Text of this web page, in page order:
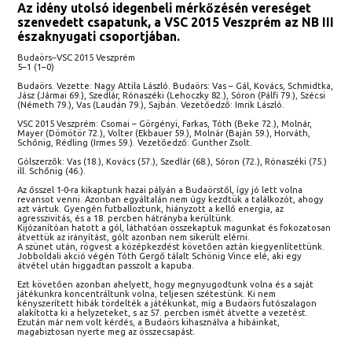
Az idény utolsó idegenbeli mérkőzésén vereséget
szenvedett csapatunk, a VSC 2015 Veszprém az NB III
északnyugati csoportjában.
Budaörs–VSC 2015 Veszprém
5–1 (1–0)
Budaörs. Vezette: Nagy Attila László. Budaörs: Vas – Gál, Kovács, Schmidtka,
Jász (Jármai 69.), Szedlár, Rónaszéki (Lehoczky 82.), Sóron (Pálfi 79.), Szécsi
(Németh 79.), Vas (Laudán 79.), Sajbán. Vezetőedző: Imrik László.
VSC 2015 Veszprém: Csomai – Görgényi, Farkas, Tóth (Beke 72.), Molnár,
Mayer (Dömötör 72.), Volter (Ekbauer 59.), Molnár (Baján 59.), Horváth,
Schőnig, Rédling (Irmes 59.). Vezetőedző: Gunther Zsolt.
Gólszerzők: Vas (18.), Kovács (57.), Szedlár (68.), Sóron (72.), Rónaszéki (75.)
ill. Schőnig (46.).
Az ősszel 1-0-ra kikaptunk hazai pályán a Budaörstől, így jó lett volna
revansot venni. Azonban egyáltalán nem úgy kezdtük a találkozót, ahogy
azt vártuk. Gyengén futballoztunk, hiányzott a kellő energia, az
agresszivitás, és a 18. percben hátrányba kerültünk.
Kijózanítóan hatott a gól, láthatóan összekaptuk magunkat és fokozatosan
átvettük az irányítást, gólt azonban nem sikerült elérni.
A szünet után, rögvest a középkezdést követően aztán kiegyenlítettünk.
Jobboldali akció végén Tóth Gergő tálalt Schönig Vince elé, aki egy
átvétel után higgadtan passzolt a kapuba.
Ezt követően azonban ahelyett, hogy megnyugodtunk volna és a saját
játékunkra koncentráltunk volna, teljesen szétestünk. Ki nem
kényszerített hibák tördelték a játékunkat, míg a Budaörs futószalagon
alakította ki a helyzeteket, s az 57. percben ismét átvette a vezetést.
Ezután már nem volt kérdés, a Budaörs kihasználva a hibáinkat,
magabiztosan nyerte meg az összecsapást.